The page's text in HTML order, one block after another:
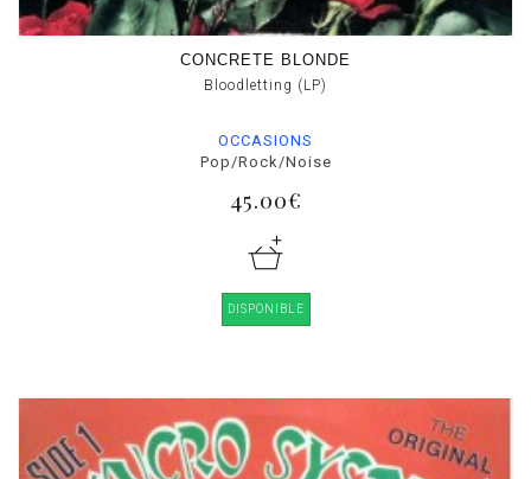
CONCRETE BLONDE
Bloodletting (LP)
OCCASIONS
Pop/Rock/Noise
45.00€
DISPONIBLE